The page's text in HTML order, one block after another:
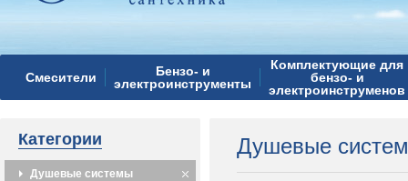
Смесители
Бензо- и
электроинструменты
Комплектующие для
бензо- и
электроинструменов
Категории
Душевые системы
Душевые